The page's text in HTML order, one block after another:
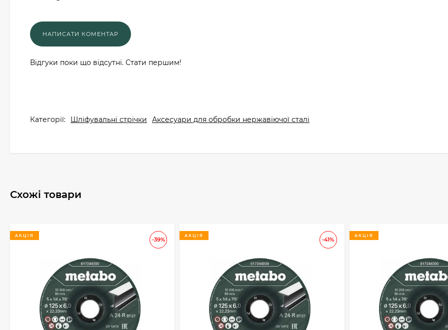
Відгуки поки що відсутні. Стати першим!
Категорії: Шліфувальні стрічки Аксесуари для обробки нержавіючої сталі
Схожі товари
-39%
АКЦІЯ
-41%
АКЦІЯ АКЦІЯ